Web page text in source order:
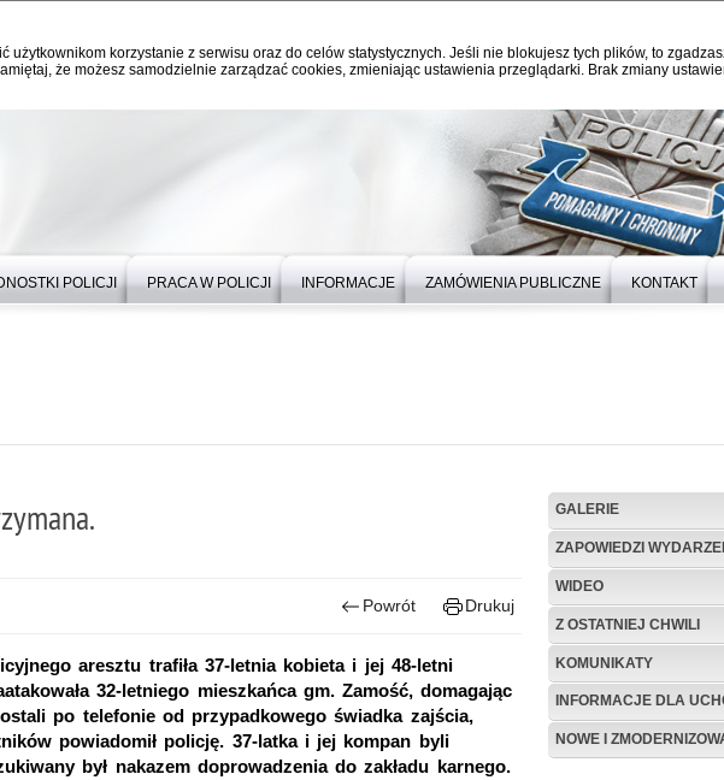
użytkownikom korzystanie z serwisu oraz do celów statystycznych. Jeśli nie blokujesz tych plików, to
że możesz samodzielnie zarządzać cookies, zmieniając ustawienia przeglądarki. Brak zmiany
POLICJI PRACA W POLICJI INFORMACJE ZAMÓWIENIA PUBLICZNE KONTAKT
Powrót Drukuj
aresztu trafiła 37-letnia kobieta i jej 48-letni
32-letniego mieszkańca gm. Zamość, domagając
po telefonie od przypadkowego świadka zajścia,
powiadomił policję. 37-latka i jej kompan byli
był nakazem doprowadzenia do zakładu karnego.
GALERIE
ZAPOWIEDZI
WIDEO
Z OSTATNIEJ CHWILI
KOMUNIKATY
INFORMACJE DLA
NOWE I